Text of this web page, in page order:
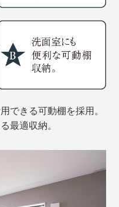
できる可動棚を採用。
最適収納。